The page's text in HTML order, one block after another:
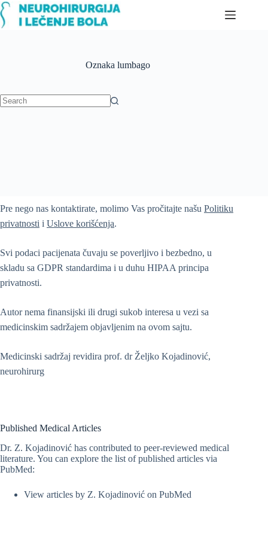
Skip
to
content
Oznaka lumbago
Pre nego nas kontaktirate, molimo Vas pročitajte našu Politiku
privatnosti i Uslove korišćenja.
Svi podaci pacijenata čuvaju se poverljivo i bezbedno, u
skladu sa GDPR standardima i u duhu HIPAA principa
privatnosti.
Autor nema finansijski ili drugi sukob interesa u vezi sa
medicinskim sadržajem objavljenim na ovom sajtu.
Medicinski sadržaj revidira prof. dr Željko Kojadinović,
neurohirurg
Published Medical Articles
Dr. Z. Kojadinović has contributed to peer-reviewed medical
literature. You can explore the list of published articles via
PubMed:
View articles by Z. Kojadinović on PubMed